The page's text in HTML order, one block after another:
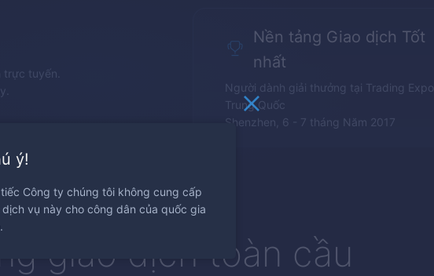
tuyến.
Nền tảng Giao dịch Tốt
nhất
Người dành giải thưởng tại Trading Expo
Trung Quốc
Shenzhen, 6 - 7 tháng Năm 2017
giao dịch toàn cầu
ý!
tiếc Công ty chúng tôi không cung cấp
vụ này cho công dân của quốc gia